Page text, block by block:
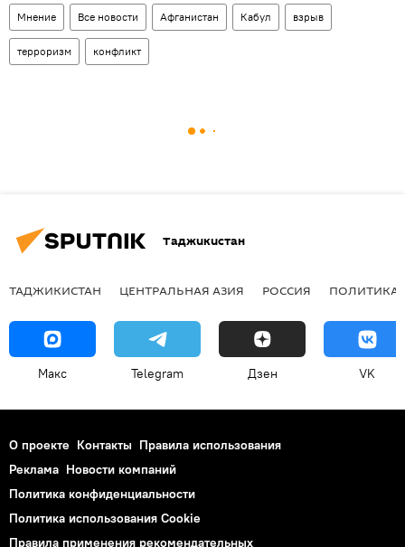
Мнение Все новости Афганистан Кабул взрыв
терроризм конфликт
Таджикистан
ТАДЖИКИСТАН ЦЕНТРАЛЬНАЯ АЗИЯ РОССИЯ ПОЛИТИКА
Макс Telegram Дзен VK
О проекте Контакты Правила использования
Реклама Новости компаний
Политика конфиденциальности
Политика использования Cookie
Правила применения рекомендательных